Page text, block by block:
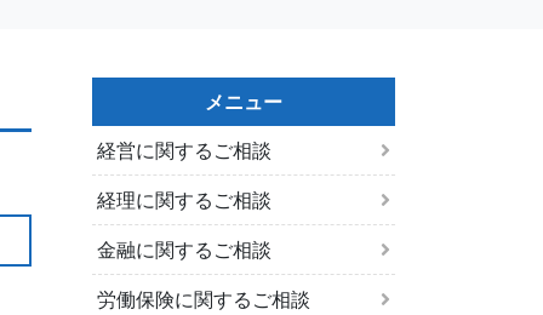
メニュー
経営に関するご相談
経理に関するご相談
金融に関するご相談
労働保険に関するご相談